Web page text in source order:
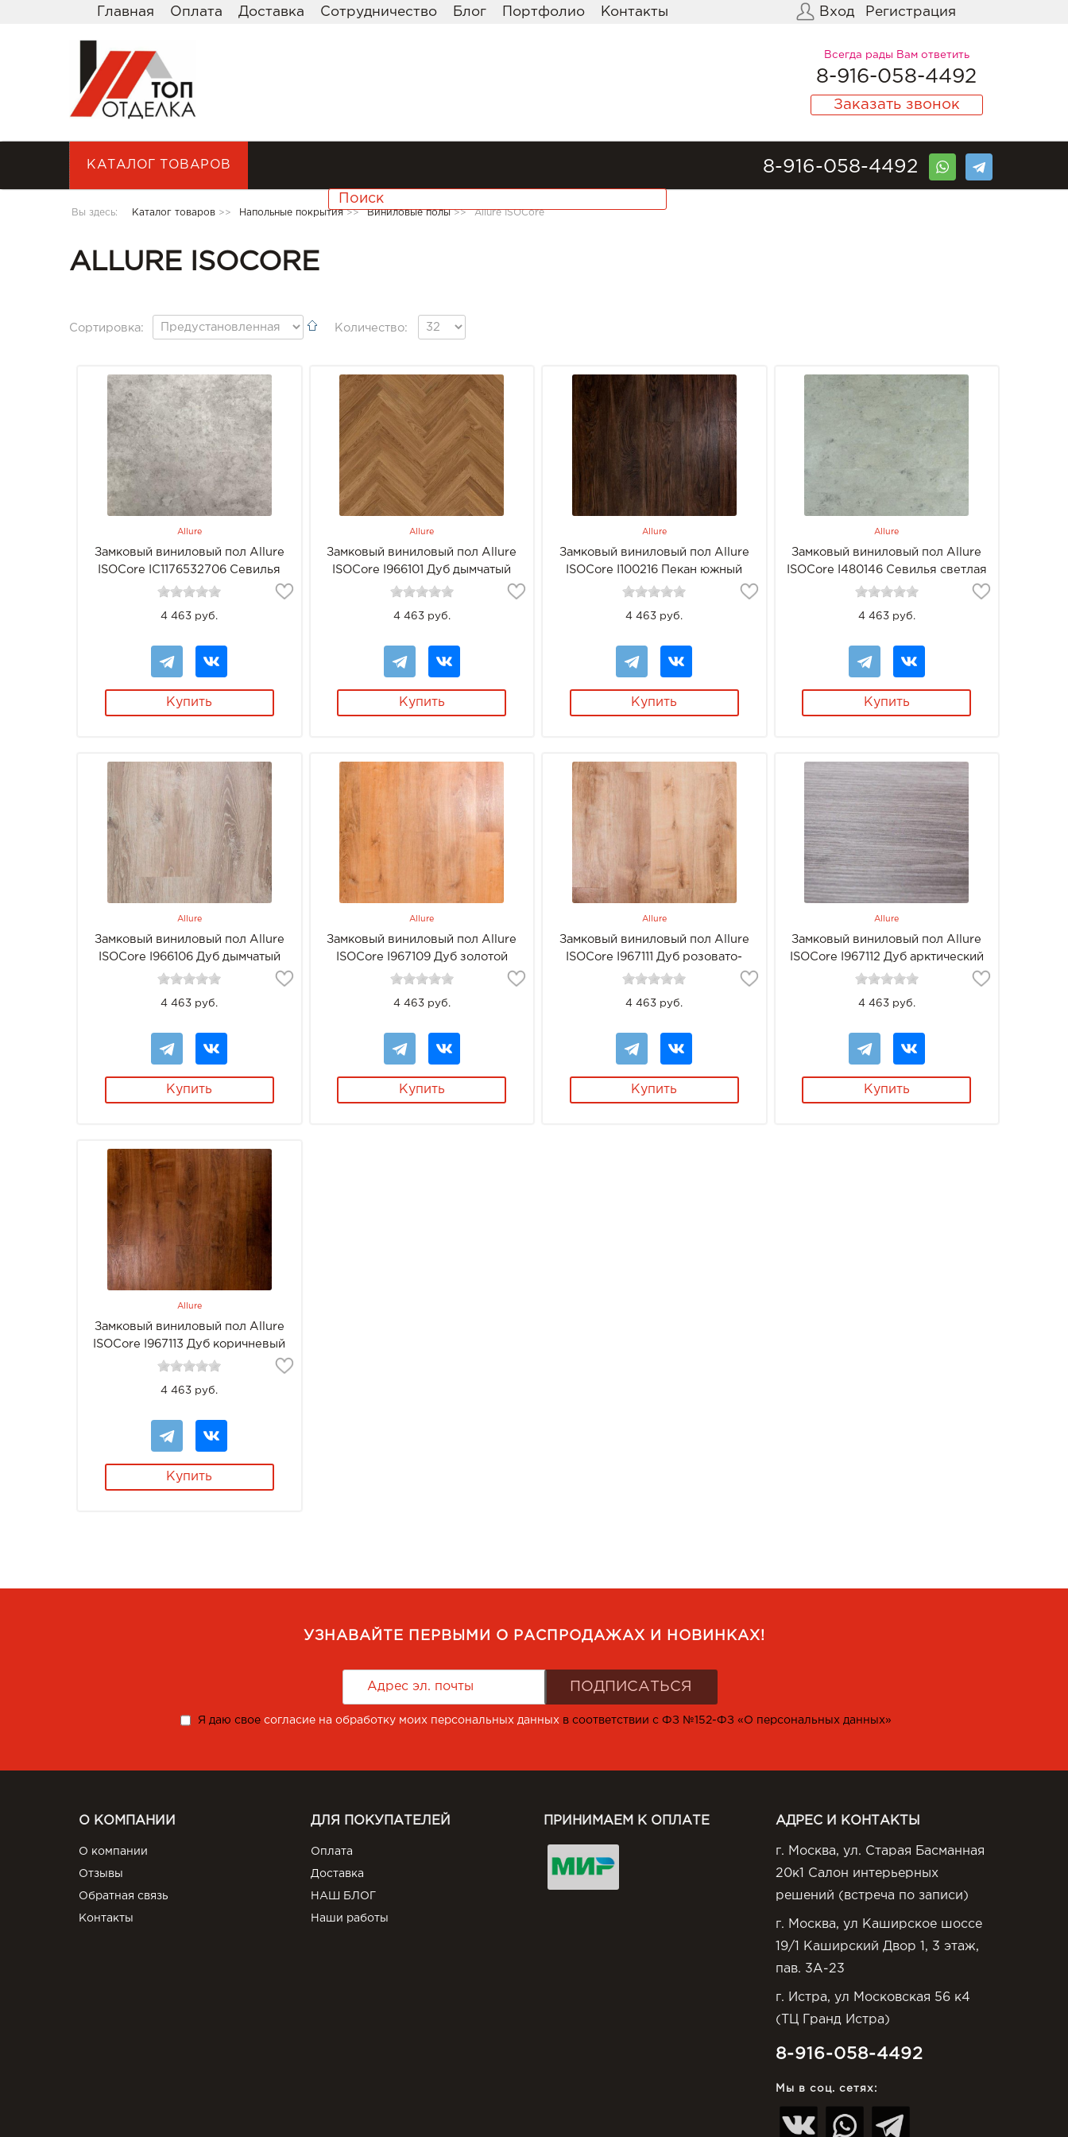
Главная Оплата Доставка Сотрудничество Блог Портфолио Контакты Вход Регистрация
Всегда рады Вам ответить
8-916-058-4492
Заказать звонок
КАТАЛОГ ТОВАРОВ 8-916-058-4492
Вы здесь: Каталог товаров >> Напольные покрытия >> Виниловые полы >> Allure ISOCore
ALLURE ISOCORE
Сортировка: Количество:
Allure
Замковый виниловый пол Allure
ISOCore IC1176532706 Севилья
Серая
4 463 руб.
Купить
Allure
Замковый виниловый пол Allure
ISOCore I966101 Дуб дымчатый
4 463 руб.
Купить
Allure
Замковый виниловый пол Allure
ISOCore I100216 Пекан южный
4 463 руб.
Купить
Allure
Замковый виниловый пол Allure
ISOCore I480146 Севилья светлая
4 463 руб.
Купить
Allure
Замковый виниловый пол Allure
ISOCore I966106 Дуб дымчатый
Сильвер
4 463 руб.
Купить
Allure
Замковый виниловый пол Allure
ISOCore I967109 Дуб золотой
4 463 руб.
Купить
Allure
Замковый виниловый пол Allure
ISOCore I967111 Дуб розовато-
лиловый
4 463 руб.
Купить
Allure
Замковый виниловый пол Allure
ISOCore I967112 Дуб арктический
4 463 руб.
Купить
Allure
Замковый виниловый пол Allure
ISOCore I967113 Дуб коричневый
4 463 руб.
Купить
УЗНАВАЙТЕ ПЕРВЫМИ О РАСПРОДАЖАХ И НОВИНКАХ!
Я даю свое согласие на обработку моих персональных данных в соответствии с ФЗ №152-ФЗ «О персональных данных»
О КОМПАНИИ
О компании
Отзывы
Обратная связь
Контакты
ДЛЯ ПОКУПАТЕЛЕЙ
Оплата
Доставка
НАШ БЛОГ
Наши работы
ПРИНИМАЕМ К ОПЛАТЕ АДРЕС И КОНТАКТЫ
г. Москва, ул. Старая Басманная
20к1 Салон интерьерных
решений (встреча по записи)
г. Москва, ул Каширское шоссе
19/1 Каширский Двор 1, 3 этаж,
пав. 3А-23
г. Истра, ул Московская 56 к4
(ТЦ Гранд Истра)
8-916-058-4492
Мы в соц. сетях: